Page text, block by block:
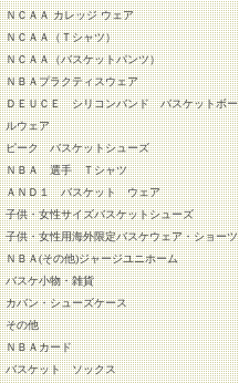
ＮＣＡＡ カレッジ ウェア
ＮＣＡＡ（Ｔシャツ）
ＮＣＡＡ（バスケットパンツ）
ＮＢＡプラクティスウェア
ＤＥＵＣＥ シリコンバンド バスケットボー
ルウェア
ピーク バスケットシューズ
ＮＢＡ 選手 Ｔシャツ
ＡＮＤ１ バスケット ウェア
子供・女性サイズバスケットシューズ
子供・女性用海外限定バスケウェア・ショーツ
ＮＢＡ(その他)ジャージユニホーム
バスケ小物・雑貨
カバン・シューズケース
その他
ＮＢＡカード
バスケット ソックス